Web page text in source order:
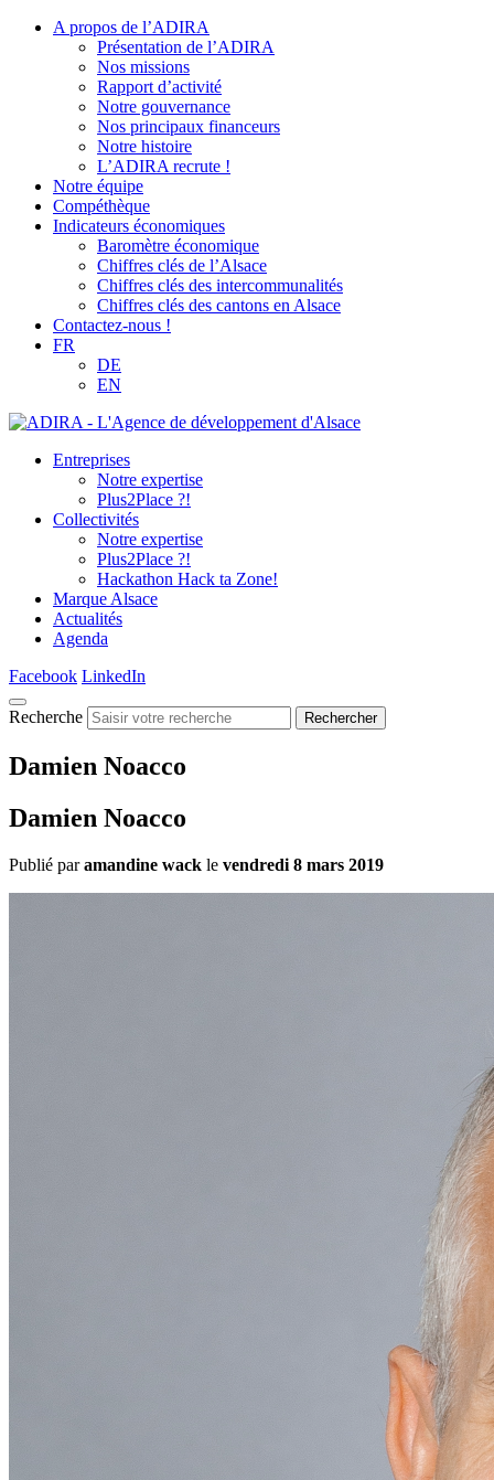
A propos de l’ADIRA
Présentation de l’ADIRA
Nos missions
Rapport d’activité
Notre gouvernance
Nos principaux financeurs
Notre histoire
L’ADIRA recrute !
Notre équipe
Compéthèque
Indicateurs économiques
Baromètre économique
Chiffres clés de l’Alsace
Chiffres clés des intercommunalités
Chiffres clés des cantons en Alsace
Contactez-nous !
FR
DE
EN
Entreprises
Notre expertise
Plus2Place ?!
Collectivités
Notre expertise
Plus2Place ?!
Hackathon Hack ta Zone!
Marque Alsace
Actualités
Agenda
Facebook LinkedIn
Recherche Rechercher
Damien Noacco
Damien Noacco
Publié paramandine wack le vendredi 8 mars 2019